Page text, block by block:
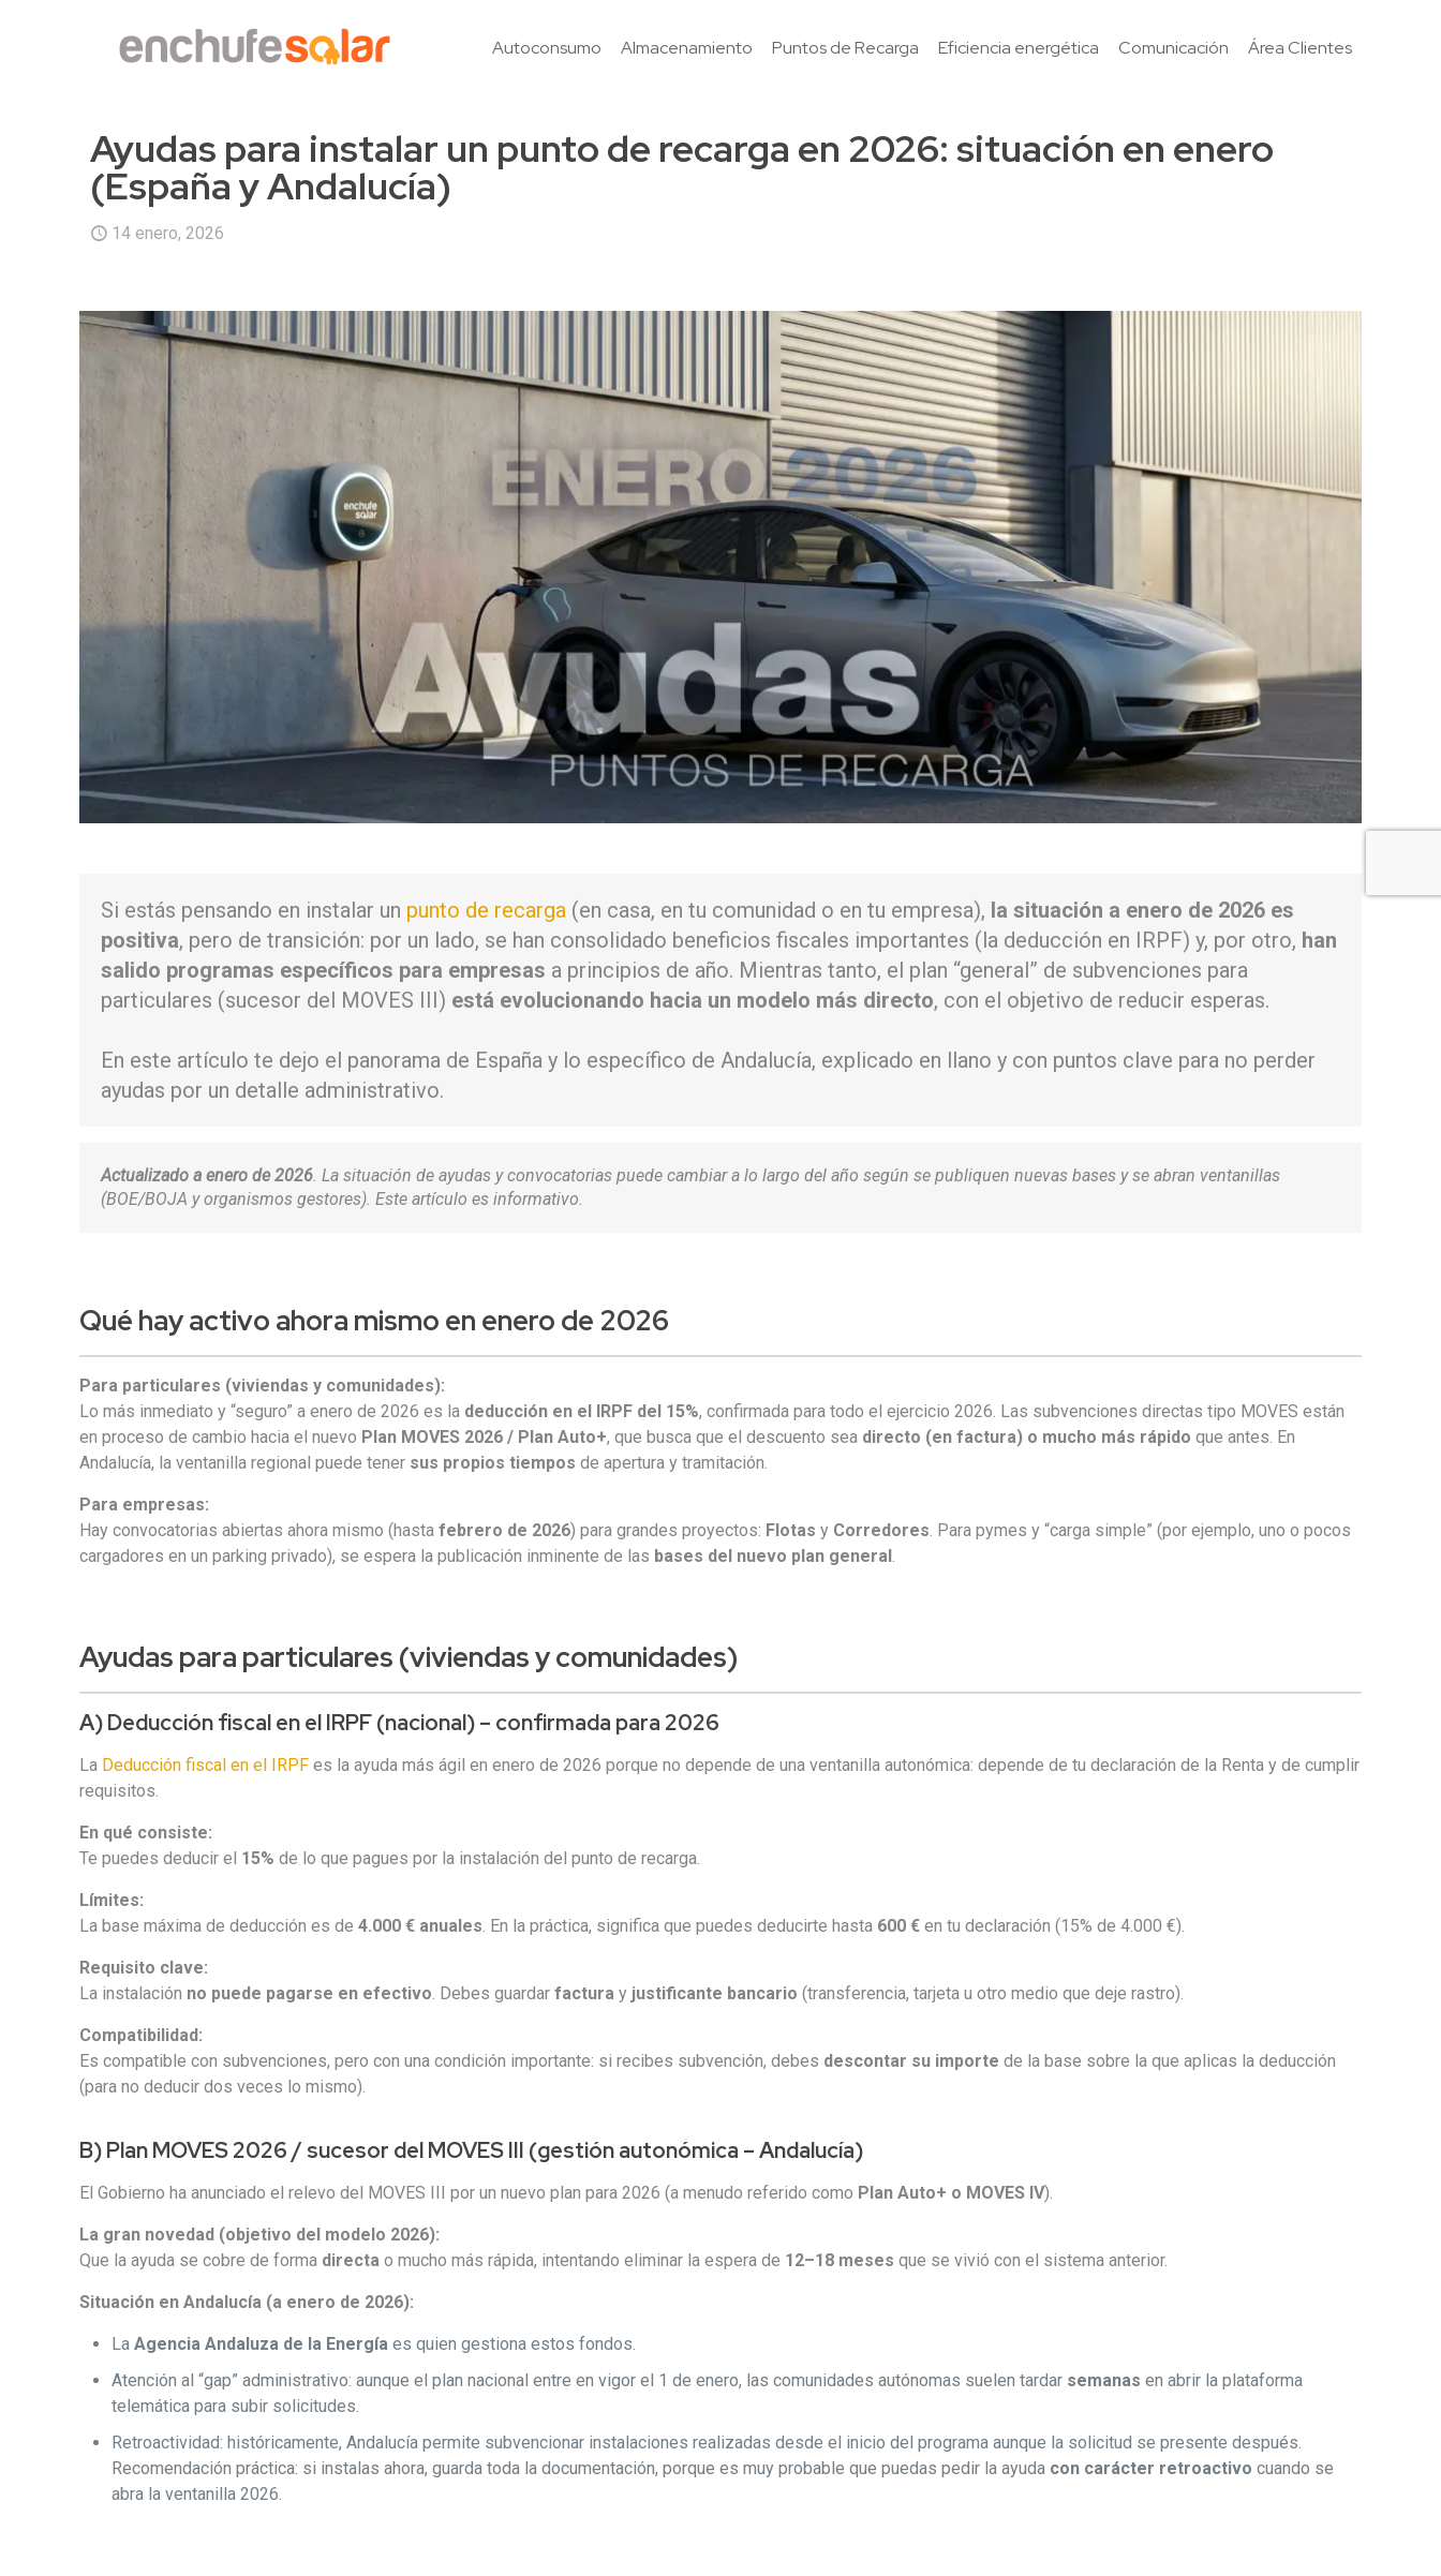
Autoconsumo Almacenamiento Puntos de Recarga Eficiencia energética Comunicación Área Clientes
Ayudas para instalar un punto de recarga en 2026: situación en enero
(España y Andalucía)
14 enero, 2026
Si estás pensando en instalar un punto de recarga (en casa, en tu comunidad o en tu empresa), la situación a enero de 2026 es
positiva, pero de transición: por un lado, se han consolidado beneficios fiscales importantes (la deducción en IRPF) y, por otro, han
salido programas específicos para empresas a principios de año. Mientras tanto, el plan “general” de subvenciones para
particulares (sucesor del MOVES III) está evolucionando hacia un modelo más directo, con el objetivo de reducir esperas.
En este artículo te dejo el panorama de España y lo específico de Andalucía, explicado en llano y con puntos clave para no perder
ayudas por un detalle administrativo.
Actualizado a enero de 2026. La situación de ayudas y convocatorias puede cambiar a lo largo del año según se publiquen nuevas bases y se abran ventanillas
(BOE/BOJA y organismos gestores). Este artículo es informativo.
Qué hay activo ahora mismo en enero de 2026
Para particulares (viviendas y comunidades):
Lo más inmediato y “seguro” a enero de 2026 es la deducción en el IRPF del 15%, confirmada para todo el ejercicio 2026. Las subvenciones directas tipo MOVES están
en proceso de cambio hacia el nuevo Plan MOVES 2026 / Plan Auto+, que busca que el descuento sea directo (en factura) o mucho más rápido que antes. En
Andalucía, la ventanilla regional puede tener sus propios tiempos de apertura y tramitación.
Para empresas:
Hay convocatorias abiertas ahora mismo (hastafebrero de 2026) para grandes proyectos: Flotas y Corredores. Para pymes y “carga simple” (por ejemplo, uno o pocos
cargadores en un parking privado), se espera la publicación inminente de las bases del nuevo plan general .
Ayudas para particulares (viviendas y comunidades)
A) Deducción fiscal en el IRPF (nacional) – confirmada para 2026
La Deducción fiscal en el IRPF es la ayuda más ágil en enero de 2026 porque no depende de una ventanilla autonómica: depende de tu declaración de la Renta y de cumplir
requisitos.
En qué consiste:
Te puedes deducir el 15% de lo que pagues por la instalación del punto de recarga.
Límites:
La base máxima de deducción es de4.000 € anuales. En la práctica, significa que puedes deducirte hasta 600 € en tu declaración (15% de 4.000 €).
Requisito clave:
La instalación no puede pagarse en efectivo. Debes guardarfactura y justificante bancario (transferencia, tarjeta u otro medio que deje rastro).
Compatibilidad:
Es compatible con subvenciones, pero con una condición importante: si recibes subvención, debes descontar su importe de la base sobre la que aplicas la deducción
(para no deducir dos veces lo mismo).
B) Plan MOVES 2026 / sucesor del MOVES III (gestión autonómica – Andalucía)
El Gobierno ha anunciado el relevo del MOVES III por un nuevo plan para 2026 (a menudo referido como Plan Auto+ o MOVES IV).
La gran novedad (objetivo del modelo 2026):
Que la ayuda se cobre de forma directa o mucho más rápida, intentando eliminar la espera de 12–18 meses que se vivió con el sistema anterior.
Situación en Andalucía (a enero de 2026):
LaAgencia Andaluza de la Energía es quien gestiona estos fondos.
Atención al “gap” administrativo: aunque el plan nacional entre en vigor el 1 de enero, las comunidades autónomas suelen tardar semanas en abrir la plataforma
telemática para subir solicitudes.
Retroactividad: históricamente, Andalucía permite subvencionar instalaciones realizadas desde el inicio del programa aunque la solicitud se presente después.
Recomendación práctica: si instalas ahora, guarda toda la documentación, porque es muy probable que puedas pedir la ayuda con carácter retroactivo cuando se
abra la ventanilla 2026.